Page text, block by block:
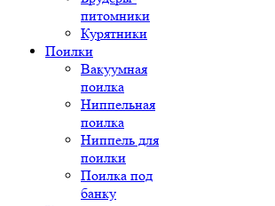
питомники
Курятники
Поилки
Вакуумная
поилка
Ниппельная
поилка
Ниппель для
поилки
Поилка под
банку